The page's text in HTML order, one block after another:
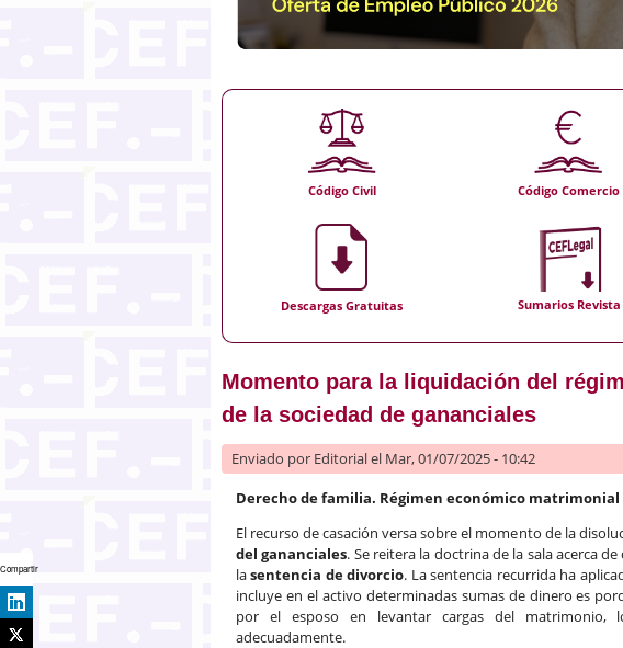
Código Civil Código Comercio
Descargas Gratuitas Sumarios Revista
Momento para la liquidación del
de la sociedad de gananciales
Enviado por Editorialel Mar, 01/07/2025 - 10:42
Derecho de familia. Régimen económico
El recurso de casación versa sobre el momento de la
del gananciales. Se reitera la doctrina de la sala acerca
lasentencia de divorcio. La sentencia recurrida ha
incluye en el activo determinadas sumas de dinero es
por el esposo en levantar cargas del
adecuadamente.
Compartir